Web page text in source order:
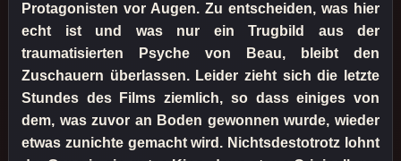
Protagonisten vor Augen. Zu entscheiden, was hier
echt ist und was nur ein Trugbild aus der
traumatisierten Psyche von Beau, bleibt den
Zuschauern überlassen. Leider zieht sich die letzte
Stundes des Films ziemlich, so dass einiges von
dem, was zuvor an Boden gewonnen wurde, wieder
etwas zunichte gemacht wird. Nichtsdestotrotz lohnt